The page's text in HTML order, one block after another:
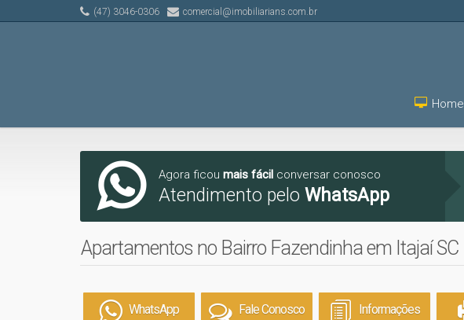
(47) 3046-0306 comercial@imobiliarians.com.br
Home
Agora ficou mais fácil conversar conosco
Atendimento pelo WhatsApp
Apartamentos no Bairro Fazendinha em Itajaí SC
WhatsApp Fale Conosco Informações